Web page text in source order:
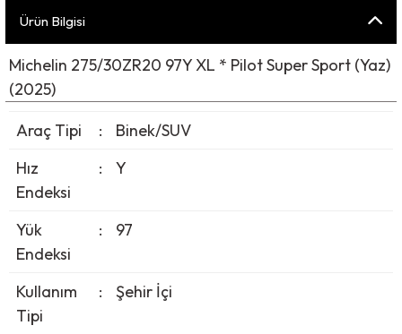
Ürün Bilgisi
Michelin 275/30ZR20 97Y XL * Pilot Super Sport (Yaz)
(2025)
Araç Tipi
:
Binek/SUV
Hız
Endeksi
: Y
Yük
Endeksi
: 97
Kullanım
Tipi
: Şehir İçi